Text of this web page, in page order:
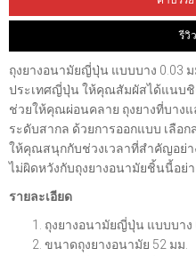
รีวิ
ถุงยางอนามัยญี่ปุ่น แบบบาง 0.03
ประเทศญี่ปุ่น ให้คุณสัมผัสได้แนบชิ
ช่วยให้คุณผ่อนคลาย ถุงยางที่บาง
ระดับสากล ด้วยการออกแบบ เลือ
ให้คุณสนุกกับช่วงเวลาที่สำคัญอย่
ไม่ผิดหวังกับถุงยางอนามัยชิ้นนี้อย่
รายละเอียด
ถุงยางอนามัยญี่ปุ่น แบบบาง
ขนาดถุงยางอนามัย 52 มม.